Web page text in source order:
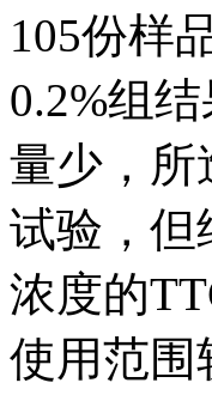
105份样
0.2%组
量少，所
试验，但
浓度的
使用范围